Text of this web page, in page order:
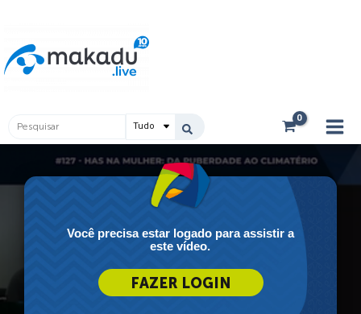
conteúdo
Pesquisar
...
Você precisa estar logado para assistir a
este vídeo.